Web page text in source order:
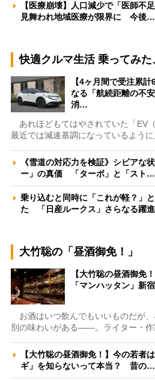
【医療崩壊】人口減少で「医師不
見舞われ地域医療が限界に 今後…
快適クルマ生活 乗ってみた
【4ヶ月間で受注累
なる「航続距離の不
消…
あれほどもてはやされていた「EV
最近では減速基調になっているよう
《雪道の対応力を検証》シビアな
ー」の真価 「ターボ」と「スト…
乗り込むと同時に「これが軽？」
た 「日産ルークス」さらなる躍
大竹聡の「昼酒御免！」
【大竹聡の昼酒御免
「マンハッタン」新
お酒はいつ飲んでもいいものだが
別の味わいがある――。ライター・
【大竹聡の昼酒御免！】今の若者
ギ」を知らないって本当？ 昔の…